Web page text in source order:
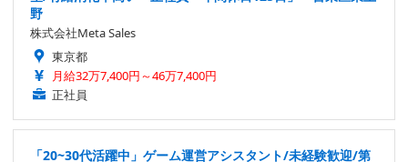
野
株式会社Meta Sales
東京都
月給32万7,400円～46万7,400円
正社員
「20~30代活躍中」ゲーム運営アシスタント/未経験歓迎/第